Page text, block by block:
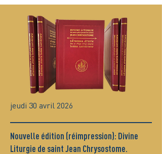
jeudi 30 avril 2026
Nouvelle édition (réimpression): Divine
Liturgie de saint Jean Chrysostome.